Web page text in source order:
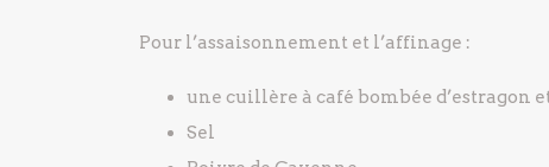
Pour l’assaisonnement et l’affinage :
une cuillère à café bombée d’estragon
Sel